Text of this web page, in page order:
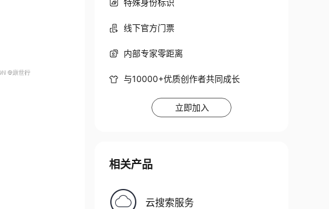
特殊身份标识
线下官方门票
内部专家零距离
与10000+优质创作者共同成长
立即加入
相关产品
云搜索服务